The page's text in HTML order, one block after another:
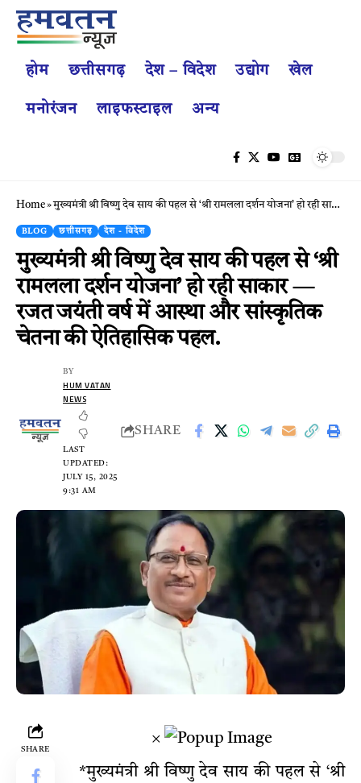
होम छत्तीसगढ़ देश – विदेश उद्योग खेल
मनोरंजन लाइफस्टाइल अन्य
Home»मुख्यमंत्री श्री विष्णु देव साय की पहल से ‘श्री रामलला दर्शन योजना’ हो रही साकार — रजत जयंती वर्ष में आस्था और सांस्कृतिक चेतना की ऐतिहासिक पहल.
BLOG छत्तीसगढ़ देश - विदेश
मुख्यमंत्री श्री विष्णु देव साय की पहल से ‘श्री
रामलला दर्शन योजना’ हो रही साकार —
रजत जयंती वर्ष में आस्था और सांस्कृतिक
चेतना की ऐतिहासिक पहल.
LAST
UPDATED:
JULY 15, 2025
9:31 AM
BY
HUM VATAN
NEWS
SHARE
SHARE
×
*मुख्यमंत्री श्री विष्णु देव साय की पहल से ‘श्री